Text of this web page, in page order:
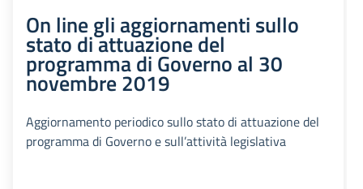
On line gli aggiornamenti sullo
stato di attuazione del
programma di Governo al 30
novembre 2019
Aggiornamento periodico sullo stato di attuazione del
programma di Governo e sull’attività legislativa